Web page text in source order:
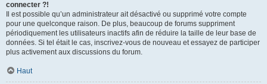
connecter ?!
Il est possible qu’un administrateur ait désactivé ou supprimé votre compte
pour une quelconque raison. De plus, beaucoup de forums suppriment
périodiquement les utilisateurs inactifs afin de réduire la taille de leur base de
données. Si tel était le cas, inscrivez-vous de nouveau et essayez de participer
plus activement aux discussions du forum.
Haut